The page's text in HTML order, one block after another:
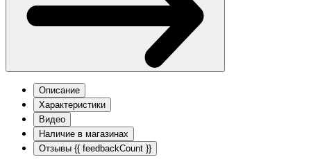
Описание
Характеристики
Видео
Наличие в магазинах
Отзывы {{ feedbackCount }}